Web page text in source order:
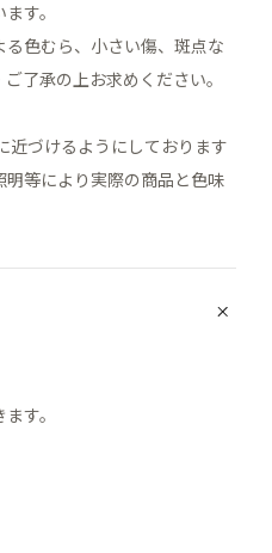
す。
色むら、小さい傷、斑点な
了承の上お求めください。
づけるようにしております
等により実際の商品と色味
す。